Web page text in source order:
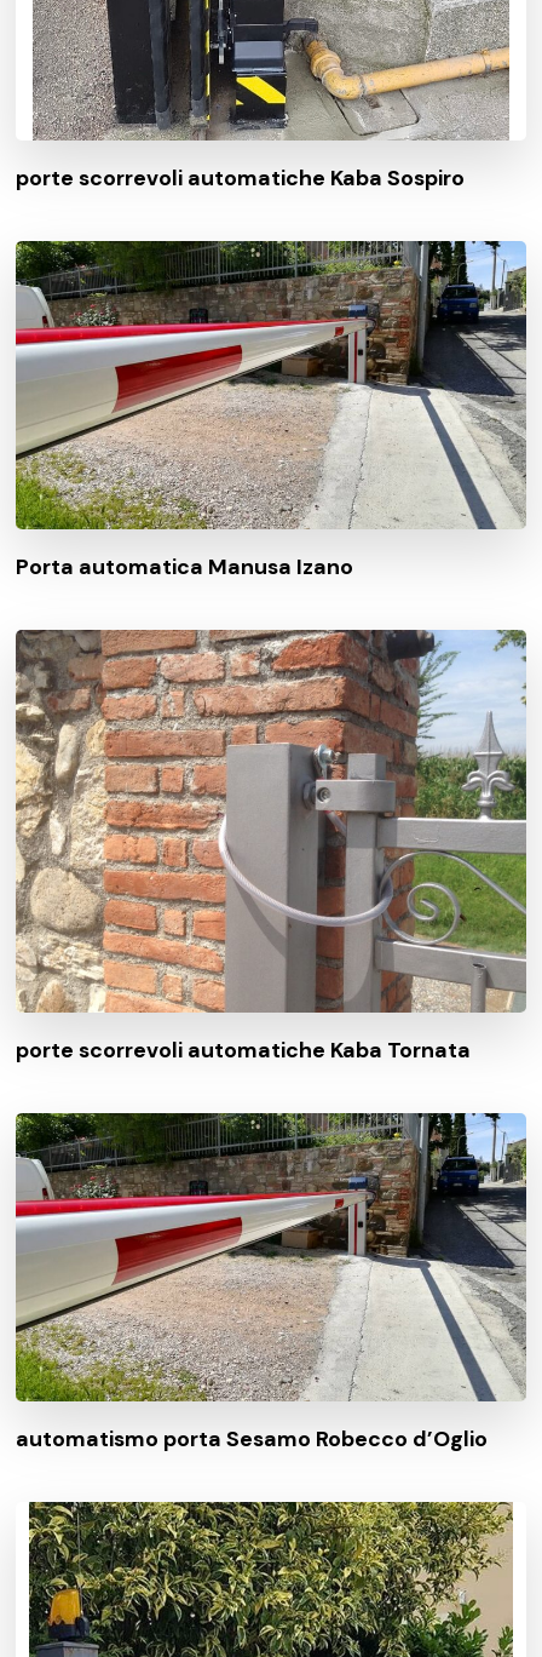
porte scorrevoli automatiche Kaba Sospiro
Porta automatica Manusa Izano
porte scorrevoli automatiche Kaba Tornata
automatismo porta Sesamo Robecco d’Oglio